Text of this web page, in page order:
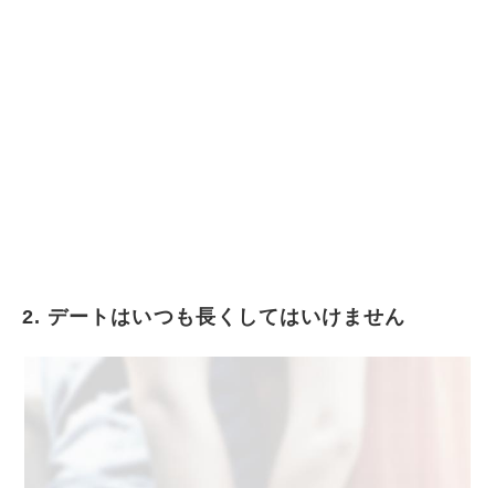
2. デートはいつも長くしてはいけません